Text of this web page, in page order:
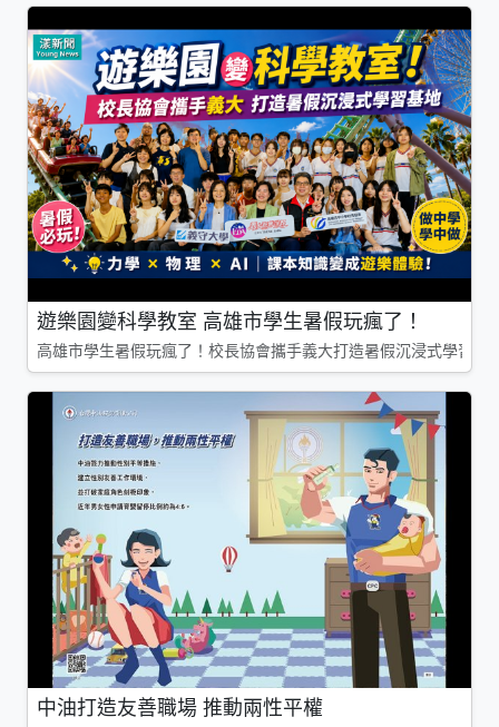
遊樂園變科學教室 高雄市學生暑假玩瘋了！
高雄市學生暑假玩瘋了！校長協會攜手義大打造暑假沉浸式學習基
中油打造友善職場 推動兩性平權